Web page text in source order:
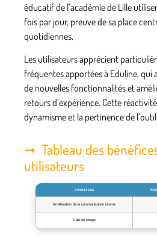
éducatif de l’académie de Lille
fois par jour, preuve de sa place
quotidiennes.
Les utilisateurs apprécient
fréquentes apportées à Eduline,
de nouvelles fonctionnalités et
retours d’expérience. Cette
dynamisme et la pertinence de
Tableau des
utilisateurs
AVANTAGES
Amélioration de la communication interne
Gain de temps